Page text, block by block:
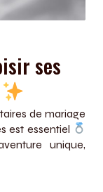
ses
de mariage
est essentiel
unique,